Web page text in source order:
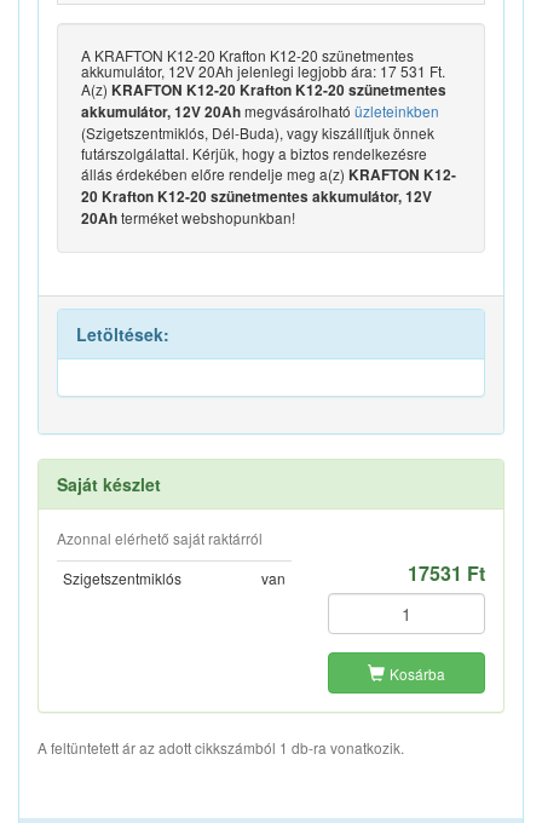
A KRAFTON K12-20 Krafton K12-20 szünetmentes
akkumulátor, 12V 20Ah jelenlegi legjobb ára: 17 531 Ft.
A(z) KRAFTON K12-20 Krafton K12-20 szünetmentes
akkumulátor, 12V 20Ahmegvásárolható üzleteinkben
(Szigetszentmiklós, Dél-Buda), vagy kiszállítjuk önnek
futárszolgálattal. Kérjük, hogy a biztos rendelkezésre
állás érdekében előre rendelje meg a(z) KRAFTON K12-
20 Krafton K12-20 szünetmentes akkumulátor, 12V
20Ahterméket webshopunkban!
Letöltések:
Saját készlet
Azonnal elérhető saját raktárról
Szigetszentmiklós
van 17531 Ft
Kosárba
A feltüntetett ár az adott cikkszámból 1 db-ra vonatkozik.